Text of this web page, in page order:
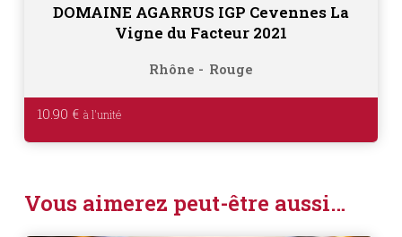
DOMAINE AGARRUS IGP Cevennes La
Vigne du Facteur 2021
Rhône Rouge
10.90 €
Vous aimerez peut-être aussi…